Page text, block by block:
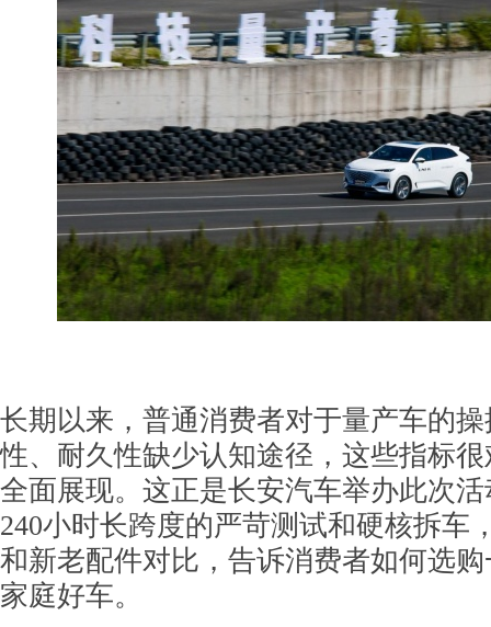
长期以来，普通消费者对于量产车的
性、耐久性缺少认知途径，这些指标
全面展现。这正是长安汽车举办此次
240小时长跨度的严苛测试和硬核拆车
和新老配件对比，告诉消费者如何选
家庭好车。